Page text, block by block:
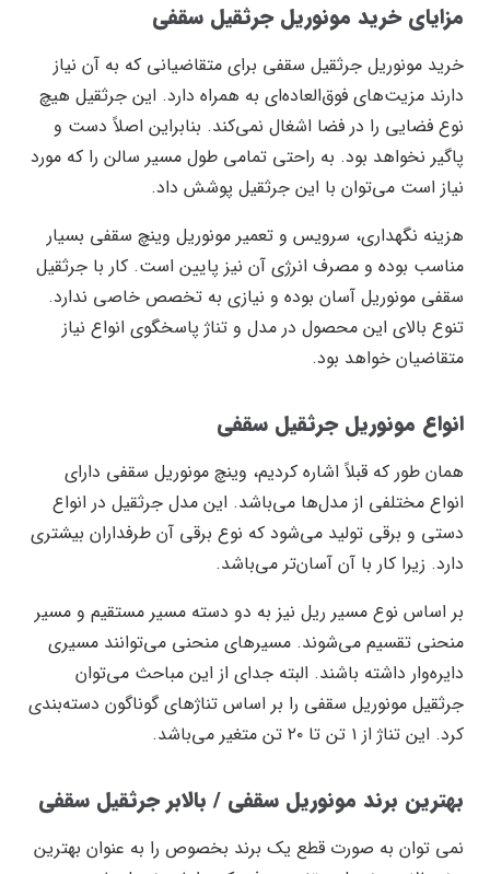
مزایای خرید مونوریل جرثقیل سقفی
خرید مونوریل جرثقیل سقفی برای متقاضیانی که به آن نیاز
دارند مزیت‌های فوق‌العاده‌ای به همراه دارد. این جرثقیل هیچ
نوع فضایی را در فضا اشغال نمی‌کند. بنابراین اصلاً دست و
پاگیر نخواهد بود. به راحتی تمامی طول مسیر سالن را که مورد
نیاز است می‌توان با این جرثقیل پوشش داد.
هزینه نگهداری، سرویس و تعمیر مونوریل وینچ سقفی بسیار
مناسب بوده و مصرف انرژی آن نیز پایین است. کار با جرثقیل
سقفی مونوریل آسان بوده و نیازی به تخصص خاصی ندارد.
تنوع بالای این محصول در مدل و تناژ پاسخگوی انواع نیاز
متقاضیان خواهد بود.
انواع مونوریل جرثقیل سقفی
همان طور که قبلاً اشاره کردیم، وینچ مونوریل سقفی دارای
انواع مختلفی از مدل‌ها می‌باشد. این مدل جرثقیل در انواع
دستی و برقی تولید می‌شود که نوع برقی آن طرفداران بیشتری
دارد. زیرا کار با آن آسان‌تر می‌باشد.
بر اساس نوع مسیر ریل نیز به دو دسته مسیر مستقیم و مسیر
منحنی تقسیم می‌شوند. مسیر‌های منحنی می‌توانند مسیری
دایره‌وار داشته باشند. البته جدای از این مباحث می‌توان
جرثقیل مونوریل سقفی را بر اساس تناژ‌های گوناگون دسته‌بندی
کرد. این تناژ از ۱ تن تا ۲۰ تن متغیر می‌باشد.
بهترین برند مونوریل سقفی / بالابر جرثقیل سقفی
نمی توان به صورت قطع یک برند بخصوص را به عنوان بهترین